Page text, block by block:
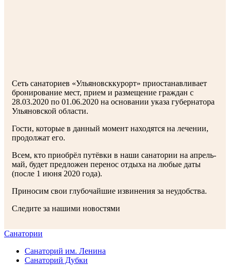
Сеть санаториев «Ульяновсккурорт» приостанавливает
бронирование мест, прием и размещение граждан с
28.03.2020 по 01.06.2020 на основании указа губернатора
Ульяновской области.
Гости, которые в данный момент находятся на лечении,
продолжат его.
Всем, кто приобрёл путёвки в наши санатории на апрель-
май, будет предложен перенос отдыха на любые даты
(после 1 июня 2020 года).
Приносим свои глубочайшие извинения за неудобства.
Следите за нашими новостями
Санатории
Санаторий им. Ленина
Санаторий Дубки